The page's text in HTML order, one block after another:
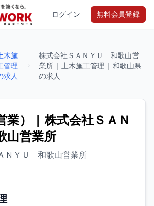
ログイン 無料会員登録
木施
管理
求人
株式会社ＳＡＮＹＵ 和歌山営
業所 | 土木施工管理 | 和歌山県
の求人
業） | 株式会社ＳＡＮ
営業所
ＮＹＵ 和歌山営業所